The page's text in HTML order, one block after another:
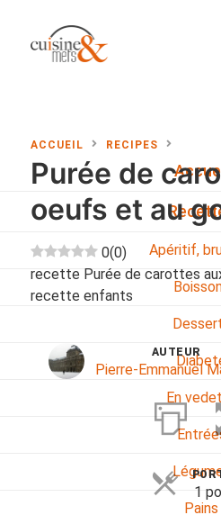
Apéritif,
En
Pains
ACCUEIL RECIPES
Purée de
oeufs et au
0(0)
recette Purée de carottes
recette enfants
AUTEUR
Pierre-Emmanuel
1